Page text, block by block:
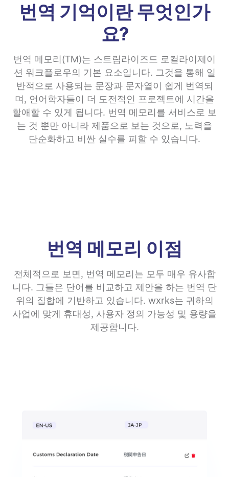
번역 기억이란 무엇인가
요?
번역 메모리(TM)는 스트림라이즈드 로컬라이제이
션 워크플로우의 기본 요소입니다. 그것을 통해 일
반적으로 사용되는 문장과 문자열이 쉽게 번역되
며, 언어학자들이 더 도전적인 프로젝트에 시간을
할애할 수 있게 됩니다. 번역 메모리를 서비스로 보
는 것 뿐만 아니라 제품으로 보는 것으로, 노력을
단순화하고 비싼 실수를 피할 수 있습니다.
번역 메모리 이점
전체적으로 보면, 번역 메모리는 모두 매우 유사합
니다. 그들은 단어를 비교하고 제안을 하는 번역 단
위의 집합에 기반하고 있습니다. wxrks는 귀하의
사업에 맞게 휴대성, 사용자 정의 가능성 및 용량을
제공합니다.